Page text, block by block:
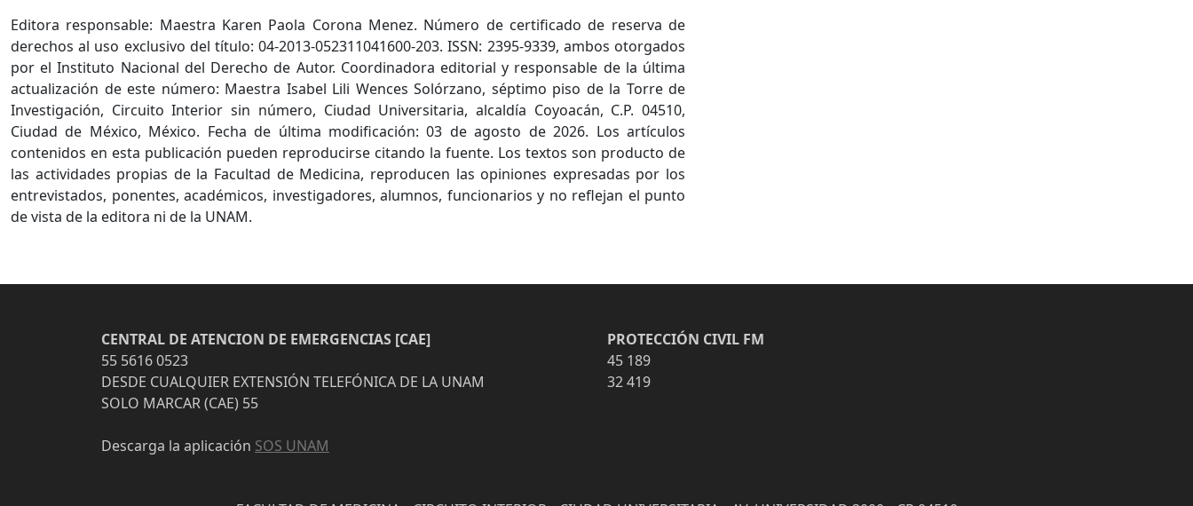
Editora responsable: Maestra Karen Paola Corona Menez. Número de certificado de reserva de
derechos al uso exclusivo del título: 04-2013-052311041600-203. ISSN: 2395-9339, ambos otorgados
por el Instituto Nacional del Derecho de Autor. Coordinadora editorial y responsable de la última
actualización de este número: Maestra Isabel Lili Wences Solórzano, séptimo piso de la Torre de
Investigación, Circuito Interior sin número, Ciudad Universitaria, alcaldía Coyoacán, C.P. 04510,
Ciudad de México, México. Fecha de última modificación: 03 de agosto de 2026. Los artículos
contenidos en esta publicación pueden reproducirse citando la fuente. Los textos son producto de
las actividades propias de la Facultad de Medicina, reproducen las opiniones expresadas por los
entrevistados, ponentes, académicos, investigadores, alumnos, funcionarios y no reflejan el punto
de vista de la editora ni de la UNAM.
CENTRAL DE ATENCION DE EMERGENCIAS [CAE]
55 5616 0523
DESDE CUALQUIER EXTENSIÓN TELEFÓNICA DE LA UNAM
SOLO MARCAR (CAE) 55
Descarga la aplicación SOS UNAM
PROTECCIÓN CIVIL FM
45 189
32 419